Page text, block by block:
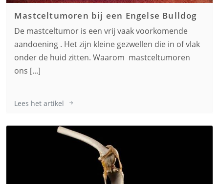
Mastceltumoren bij een Engelse Bulldog
De mastceltumor is een vrij vaak voorkomende
aandoening . Het zijn kleine gezwellen die in of vlak
onder de huid zitten. Waarom mastceltumoren
ons [...]
Lees het artikel